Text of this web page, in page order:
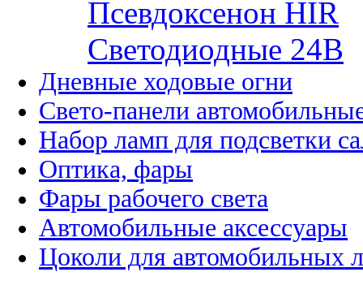
Псевдоксенон HIR
Cветодиодные 24B
Дневные ходовые огни
Свето-панели
Набор ламп для подсветки
Оптика, фары
Фары рабочего света
Автомобильные аксессуары
Цоколи для автомобильных